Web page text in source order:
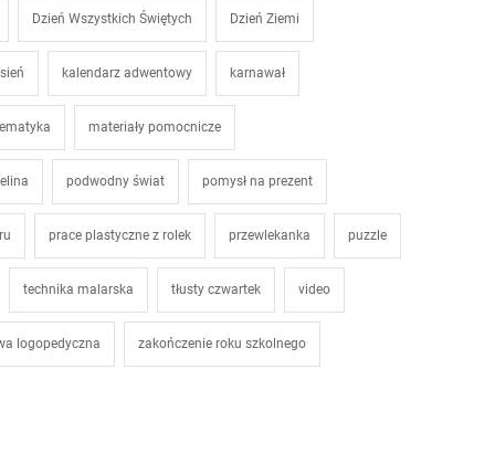
Dzień Wszystkich Świętych Dzień Ziemi
kalendarz adwentowy karnawał
materiały pomocnicze
podwodny świat pomysł na prezent
prace plastyczne z rolek przewlekanka puzzle
technika malarska tłusty czwartek video
logopedyczna zakończenie roku szkolnego